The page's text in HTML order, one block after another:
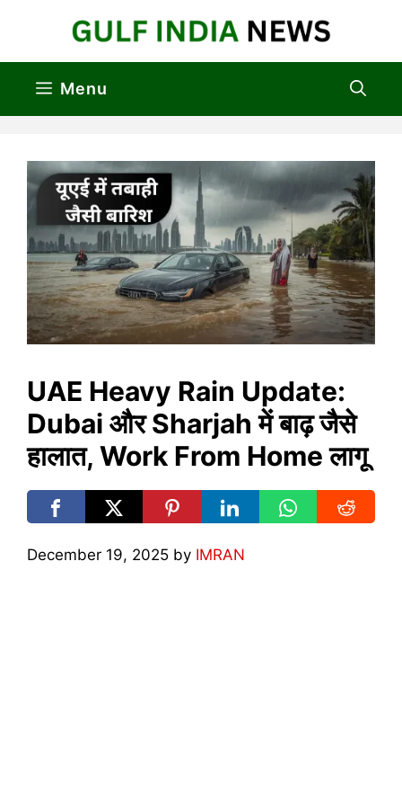
Menu
UAE Heavy Rain Update:
Dubai और Sharjah में बाढ़ जैसे
हालात, Work From Home लागू
December 19, 2025 by IMRAN